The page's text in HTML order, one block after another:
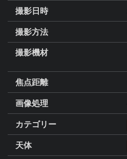
撮影日時
撮影方法
撮影機材
焦点距離
画像処理
カテゴリー
天体